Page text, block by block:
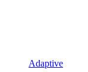
Adaptive